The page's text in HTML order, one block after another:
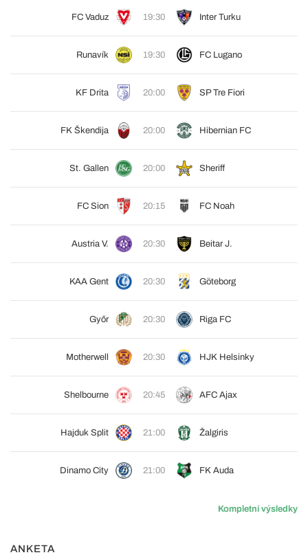
FC Vaduz 19:30 Inter Turku
Runavík 19:30 FC Lugano
KF Drita 20:00 SP Tre Fiori
FK Škendija 20:00 Hibernian FC
St. Gallen 20:00 Sheriff
FC Sion 20:15 FC Noah
Austria V. 20:30 Beitar J.
KAA Gent 20:30 Göteborg
Győr 20:30 Riga FC
Motherwell 20:30 HJK Helsinky
Shelbourne 20:45 AFC Ajax
Hajduk Split 21:00 Žalgiris
Dinamo City 21:00 FK Auda
Kompletní výsledky
ANKETA